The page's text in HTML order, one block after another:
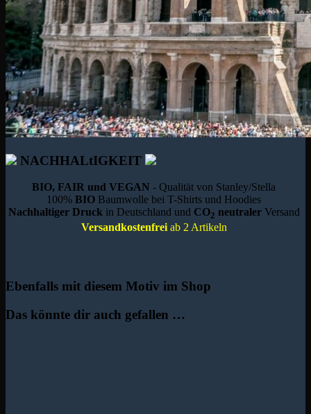
NACHHALtIGKEIT
BIO, FAIR und VEGAN - Qualität von Stanley/Stella
100%BIO Baumwolle bei T-Shirts und Hoodies
Nachhaltiger Druck in Deutschland und CO2 neutraler Versand
Versandkostenfreiab 2 Artikeln
Ebenfalls mit diesem Motiv im Shop
Das könnte dir auch gefallen …